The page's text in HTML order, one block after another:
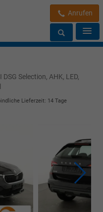
Anrufen
DSG Selection, AHK, LED,
Lieferzeit: 14 Tage